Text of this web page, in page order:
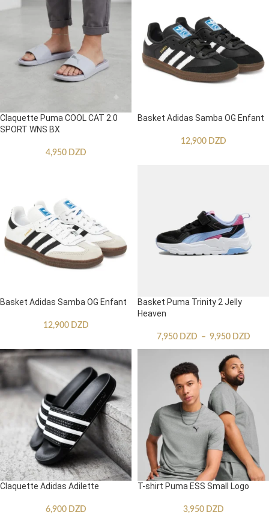
Claquette Puma COOL CAT 2.0
SPORT WNS BX
4,950 DZD
Basket Adidas Samba OG Enfant
12,900 DZD
Basket Adidas Samba OG Enfant
12,900 DZD
Basket Puma Trinity 2 Jelly
Heaven
7,950 DZD – 9,950 DZD
Claquette Adidas Adilette
6,900 DZD
T-shirt Puma ESS Small Logo
3,950 DZD